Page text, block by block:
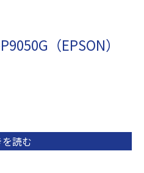
（EPSON）
読む